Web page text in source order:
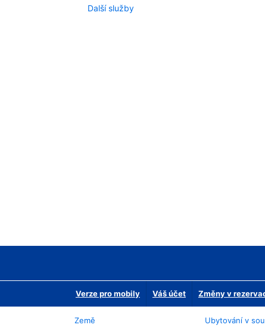
Další služby
Verze pro mobily Váš účet Změny v
Země
Ubytování v